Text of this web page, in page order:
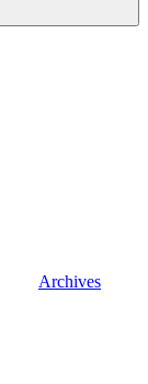
Archives